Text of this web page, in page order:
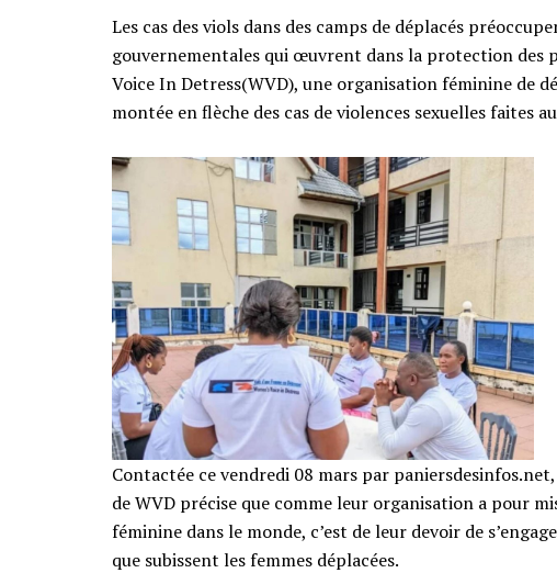
Les cas des viols dans des camps de déplacés
gouvernementales qui œuvrent dans la protection des
Voice In Detress(WVD), une organisation féminine de
montée en flèche des cas de violences sexuelles faites
Contactée ce vendredi 08 mars par
de WVD précise que comme leur organisation a pour
féminine dans le monde, c’est de leur devoir de
que subissent les femmes déplacées.